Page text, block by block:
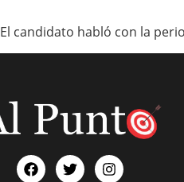
El candidato habló con la